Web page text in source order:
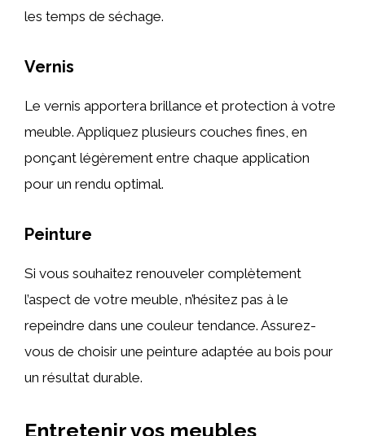
les temps de séchage.
Vernis
Le vernis apportera brillance et protection à votre
meuble. Appliquez plusieurs couches fines, en
ponçant légèrement entre chaque application
pour un rendu optimal.
Peinture
Si vous souhaitez renouveler complètement
l’aspect de votre meuble, n’hésitez pas à le
repeindre dans une couleur tendance. Assurez-
vous de choisir une peinture adaptée au bois pour
un résultat durable.
Entretenir vos meubles